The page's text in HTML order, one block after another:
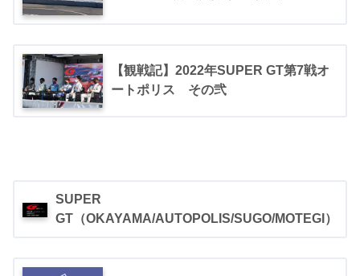
【観戦記】2022年SUPER GT第7戦オ
ートポリス その弐
SUPER
GT（OKAYAMA/AUTOPOLIS/SUGO/MOTEGI）